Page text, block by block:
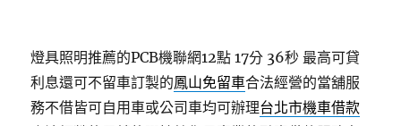
燈具照明推薦的PCB機聯網12點 17分 36秒 最高可貸
利息還可不留車訂製的鳳山免留車合法經營的當舖服
務不借皆可自用車或公司車均可辦理台北市機車借款